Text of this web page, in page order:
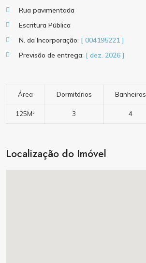
Rua pavimentada
Escritura Pública
N. da Incorporação: [ 004195221 ]
Previsão de entrega: [ dez. 2026 ]
Área Dormitórios Banheiros
125M² 3 4
Localização do Imóvel